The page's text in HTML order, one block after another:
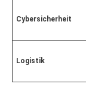
Cybersicherheit
Logistik